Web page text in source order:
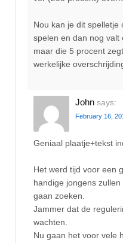
Nou kan je dit spelletje
spelen en dan nog valt
maar die 5 procent
werkelijke
John says:
February 16,
Geniaal plaatje+tekst
Het werd tijd voor een
handige jongens
gaan zoeken.
Jammer dat de
wachten.
Nu gaan het voor vele